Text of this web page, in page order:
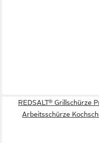
REDSALT® Grillschürze
Arbeitsschürze